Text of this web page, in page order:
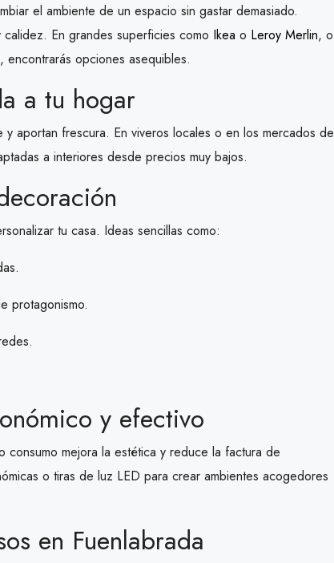
el ambiente de un espacio sin gastar demasiado.
En grandes superficies como Ikea o Leroy Merlin, o
opciones asequibles.
a tu hogar
aportan frescura. En viveros locales o en los mercados de
a interiores desde precios muy bajos.
tu casa. Ideas sencillas como:
protagonismo.
y efectivo
consumo mejora la estética y reduce la factura de
o tiras de luz LED para crear ambientes acogedores
en Fuenlabrada